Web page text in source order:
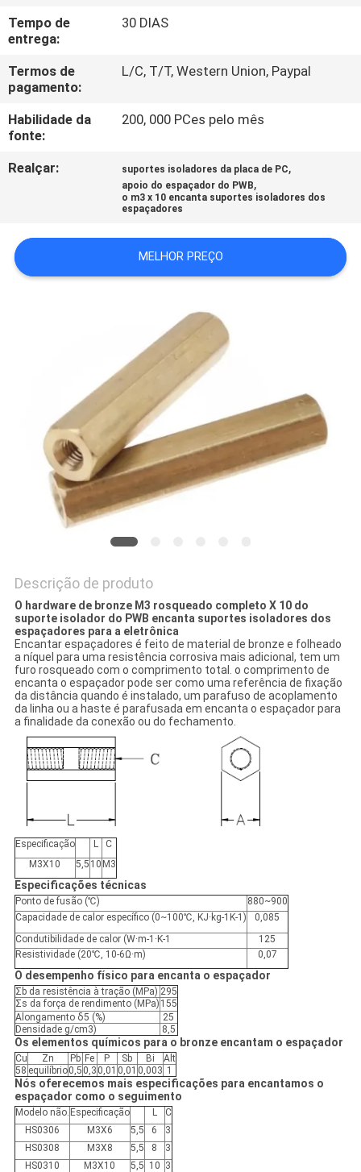
PRIVACY
Tempo de
entrega:
30 DIAS
Termos de
pagamento:
L/C, T/T, Western Union, Paypal
Habilidade da
fonte:
200, 000 PCes pelo mês
Realçar: suportes isoladores da placa de PC,
apoio do espaçador do PWB,
o m3 x 10 encanta suportes isoladores dos
espaçadores
MELHOR PREÇO
Descrição de produto
O hardware de bronze M3 rosqueado completo X 10 do
suporte isolador do PWB encanta suportes isoladores dos
espaçadores para a eletrônica
Encantar espaçadores é feito de material de bronze e folheado
a níquel para uma resistência corrosiva mais adicional, tem um
furo rosqueado com o comprimento total. o comprimento de
encanta o espaçador pode ser como uma referência de fixação
da distância quando é instalado, um parafuso de acoplamento
da linha ou a haste é parafusada em encanta o espaçador para
a finalidade da conexão ou do fechamento.
Especificação L
C
M3X10
5,5 10 M3
Especificações técnicas
Ponto de fusão (℃)
880~900
Capacidade de calor específico (0~100℃, KJ·kg-1K-1)
0,085
Condutibilidade de calor (W·m-1·K-1
125
Resistividade (20℃, 10-6Ω·m)
0,07
O desempenho físico para encanta o espaçador
Σb da resistência à tração (MPa) 295
Σs da força de rendimento (MPa) 155
Alongamento δ5 (%)
25
Densidade g/cm3)
8,5
Os elementos químicos para o bronze encantam o espaçador
Cu Zn Pb Fe P Sb Bi
Alt
58 equilíbrio0,5 0,3 0,01 0,01 0,003 1
Nós oferecemos mais especificações para encantamos o
espaçador como o seguimento
Modelo não. Especificação L
C
HS0306
M3X6 5,5 6
3
HS0308
M3X8 5,5 8
3
HS0310
M3X10 5,5 10 3